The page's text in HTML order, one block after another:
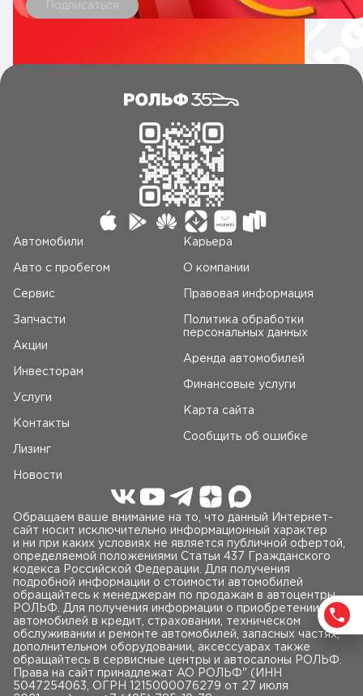
Подписаться
Автомобили
Авто c пробегом
Сервис
Запчасти
Акции
Инвесторам
Услуги
Контакты
Лизинг
Новости
Карьера
О компании
Правовая информация
Политика обработки
персональных данных
Аренда автомобилей
Финансовые услуги
Карта сайта
Сообщить об ошибке
Обращаем ваше внимание на то, что данный Интернет-
сайт носит исключительно информационный характер
и ни при каких условиях не является публичной офертой,
определяемой положениями Статьи 437 Гражданского
кодекса Российской Федерации. Для получения
подробной информации о стоимости автомобилей
обращайтесь к менеджерам по продажам в автоцентры
РОЛЬФ. Для получения информации о приобретении
автомобилей в кредит, страховании, техническом
обслуживании и ремонте автомобилей, запасных частях,
дополнительном оборудовании, аксессуарах также
обращайтесь в сервисные центры и автосалоны РОЛЬФ.
Права на сайт принадлежат AO РОЛЬФ" (ИНН
5047254063, ОГРН 1215000076279 от 27 июля